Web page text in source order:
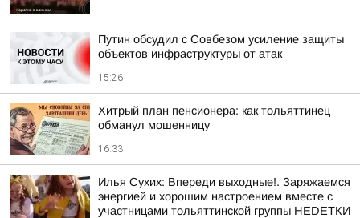
Путин обсудил с Совбезом усиление защиты
объектов инфраструктуры от атак
15:26
Хитрый план пенсионера: как тольяттинец
обманул мошенницу
16:33
Илья Сухих: Впереди выходные!. Заряжаемся
энергией и хорошим настроением вместе с
участницами тольяттинской группы НЕDЕТКИ